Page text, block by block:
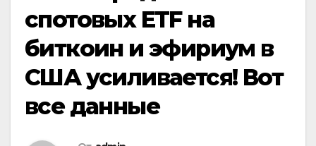
спотовых ETF на
биткоин и эфириум в
США усиливается! Вот
все данные